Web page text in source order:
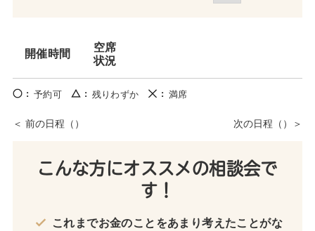
開催時間
空席
状況
予約可 残りわずか 満席
こんな方にオススメの相談会で
す！
これまでお金のことをあまり考えたことがな